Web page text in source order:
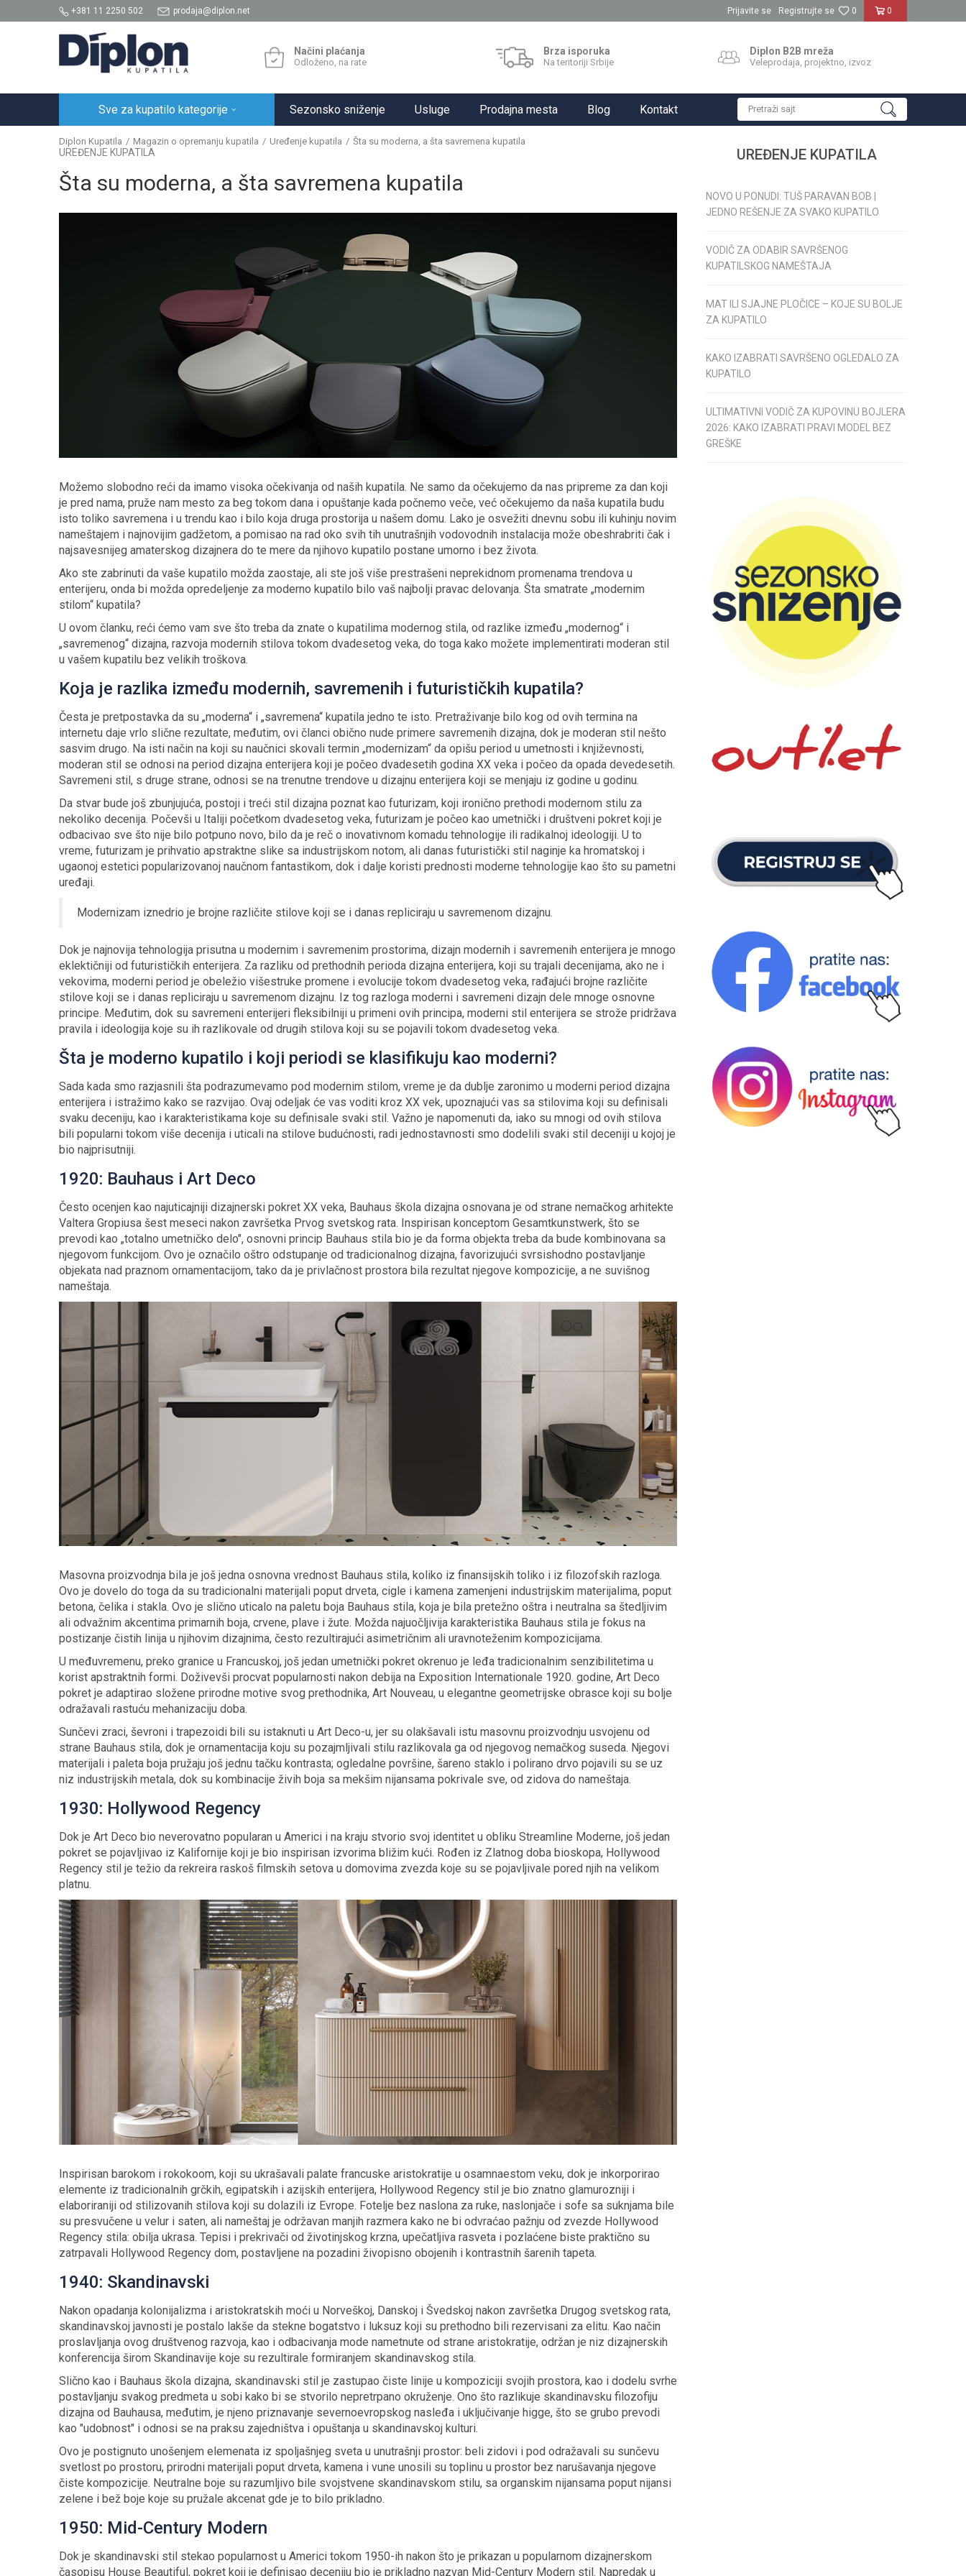
+381 11 2250 502 prodaja@diplon.net 0
0
Prijavite se Registrujte se
Načini plaćanja
Odloženo, na rate
Brza isporuka
Na teritoriji Srbije
Diplon B2B mreža
Veleprodaja, projektno, izvoz
Sve za kupatilo kategorije Sezonsko sniženje Usluge Prodajna mesta Blog Kontakt Pretraži sajt
Diplon Kupatila Magazin o opremanju kupatila Uređenje kupatila Šta su moderna, a šta savremena kupatila
UREĐENJE KUPATILA
Šta su moderna, a šta savremena kupatila
Možemo slobodno reći da imamo visoka očekivanja od naših kupatila. Ne samo da očekujemo da nas pripreme za dan koji
je pred nama, pruže nam mesto za beg tokom dana i opuštanje kada počnemo veče, već očekujemo da naša kupatila budu
isto toliko savremena i u trendu kao i bilo koja druga prostorija u našem domu. Lako je osvežiti dnevnu sobu ili kuhinju novim
nameštajem i najnovijim gadžetom, a pomisao na rad oko svih tih unutrašnjih vodovodnih instalacija može obeshrabriti čak i
najsavesnijeg amaterskog dizajnera do te mere da njihovo kupatilo postane umorno i bez života.
Ako ste zabrinuti da vaše kupatilo možda zaostaje, ali ste još više prestrašeni neprekidnom promenama trendova u
enterijeru, onda bi možda opredeljenje za moderno kupatilo bilo vaš najbolji pravac delovanja. Šta smatrate „modernim
stilom“ kupatila?
U ovom članku, reći ćemo vam sve što treba da znate o kupatilima modernog stila, od razlike između „modernog“ i
„savremenog“ dizajna, razvoja modernih stilova tokom dvadesetog veka, do toga kako možete implementirati moderan stil
u vašem kupatilu bez velikih troškova.
Koja je razlika između modernih, savremenih i futurističkih kupatila?
Česta je pretpostavka da su „moderna“ i „savremena“ kupatila jedno te isto. Pretraživanje bilo kog od ovih termina na
internetu daje vrlo slične rezultate, međutim, ovi članci obično nude primere savremenih dizajna, dok je moderan stil nešto
sasvim drugo. Na isti način na koji su naučnici skovali termin „modernizam“ da opišu period u umetnosti i književnosti,
moderan stil se odnosi na period dizajna enterijera koji je počeo dvadesetih godina XX veka i počeo da opada devedesetih.
Savremeni stil, s druge strane, odnosi se na trenutne trendove u dizajnu enterijera koji se menjaju iz godine u godinu.
Da stvar bude još zbunjujuća, postoji i treći stil dizajna poznat kao futurizam, koji ironično prethodi modernom stilu za
nekoliko decenija. Počevši u Italiji početkom dvadesetog veka, futurizam je počeo kao umetnički i društveni pokret koji je
odbacivao sve što nije bilo potpuno novo, bilo da je reč o inovativnom komadu tehnologije ili radikalnoj ideologiji. U to
vreme, futurizam je prihvatio apstraktne slike sa industrijskom notom, ali danas futuristički stil naginje ka hromatskoj i
ugaonoj estetici popularizovanoj naučnom fantastikom, dok i dalje koristi prednosti moderne tehnologije kao što su pametni
uređaji.
Modernizam iznedrio je brojne različite stilove koji se i danas repliciraju u savremenom dizajnu.
Dok je najnovija tehnologija prisutna u modernim i savremenim prostorima, dizajn modernih i savremenih enterijera je mnogo
eklektičniji od futurističkih enterijera. Za razliku od prethodnih perioda dizajna enterijera, koji su trajali decenijama, ako ne i
vekovima, moderni period je obeležio višestruke promene i evolucije tokom dvadesetog veka, rađajući brojne različite
stilove koji se i danas repliciraju u savremenom dizajnu. Iz tog razloga moderni i savremeni dizajn dele mnoge osnovne
principe. Međutim, dok su savremeni enterijeri fleksibilniji u primeni ovih principa, moderni stil enterijera se strože pridržava
pravila i ideologija koje su ih razlikovale od drugih stilova koji su se pojavili tokom dvadesetog veka.
Šta je moderno kupatilo i koji periodi se klasifikuju kao moderni?
Sada kada smo razjasnili šta podrazumevamo pod modernim stilom, vreme je da dublje zaronimo u moderni period dizajna
enterijera i istražimo kako se razvijao. Ovaj odeljak će vas voditi kroz XX vek, upoznajući vas sa stilovima koji su definisali
svaku deceniju, kao i karakteristikama koje su definisale svaki stil. Važno je napomenuti da, iako su mnogi od ovih stilova
bili popularni tokom više decenija i uticali na stilove budućnosti, radi jednostavnosti smo dodelili svaki stil deceniji u kojoj je
bio najprisutniji.
1920: Bauhaus i Art Deco
Često ocenjen kao najuticajniji dizajnerski pokret XX veka, Bauhaus škola dizajna osnovana je od strane nemačkog arhitekte
Valtera Gropiusa šest meseci nakon završetka Prvog svetskog rata. Inspirisan konceptom Gesamtkunstwerk, što se
prevodi kao „totalno umetničko delo", osnovni princip Bauhaus stila bio je da forma objekta treba da bude kombinovana sa
njegovom funkcijom. Ovo je označilo oštro odstupanje od tradicionalnog dizajna, favorizujući svrsishodno postavljanje
objekata nad praznom ornamentacijom, tako da je privlačnost prostora bila rezultat njegove kompozicije, a ne suvišnog
nameštaja.
Masovna proizvodnja bila je još jedna osnovna vrednost Bauhaus stila, koliko iz finansijskih toliko i iz filozofskih razloga.
Ovo je dovelo do toga da su tradicionalni materijali poput drveta, cigle i kamena zamenjeni industrijskim materijalima, poput
betona, čelika i stakla. Ovo je slično uticalo na paletu boja Bauhaus stila, koja je bila pretežno oštra i neutralna sa štedljivim
ali odvažnim akcentima primarnih boja, crvene, plave i žute. Možda najuočljivija karakteristika Bauhaus stila je fokus na
postizanje čistih linija u njihovim dizajnima, često rezultirajući asimetričnim ali uravnoteženim kompozicijama.
U međuvremenu, preko granice u Francuskoj, još jedan umetnički pokret okrenuo je leđa tradicionalnim senzibilitetima u
korist apstraktnih formi. Doživevši procvat popularnosti nakon debija na Exposition Internationale 1920. godine, Art Deco
pokret je adaptirao složene prirodne motive svog prethodnika, Art Nouveau, u elegantne geometrijske obrasce koji su bolje
odražavali rastuću mehanizaciju doba.
Sunčevi zraci, ševroni i trapezoidi bili su istaknuti u Art Deco-u, jer su olakšavali istu masovnu proizvodnju usvojenu od
strane Bauhaus stila, dok je ornamentacija koju su pozajmljivali stilu razlikovala ga od njegovog nemačkog suseda. Njegovi
materijali i paleta boja pružaju još jednu tačku kontrasta; ogledalne površine, šareno staklo i polirano drvo pojavili su se uz
niz industrijskih metala, dok su kombinacije živih boja sa mekšim nijansama pokrivale sve, od zidova do nameštaja.
1930: Hollywood Regency
Dok je Art Deco bio neverovatno popularan u Americi i na kraju stvorio svoj identitet u obliku Streamline Moderne, još jedan
pokret se pojavljivao iz Kalifornije koji je bio inspirisan izvorima bližim kući. Rođen iz Zlatnog doba bioskopa, Hollywood
Regency stil je težio da rekreira raskoš filmskih setova u domovima zvezda koje su se pojavljivale pored njih na velikom
platnu.
Inspirisan barokom i rokokoom, koji su ukrašavali palate francuske aristokratije u osamnaestom veku, dok je inkorporirao
elemente iz tradicionalnih grčkih, egipatskih i azijskih enterijera, Hollywood Regency stil je bio znatno glamurozniji i
elaboriraniji od stilizovanih stilova koji su dolazili iz Evrope. Fotelje bez naslona za ruke, naslonjače i sofe sa suknjama bile
su presvučene u velur i saten, ali nameštaj je održavan manjih razmera kako ne bi odvraćao pažnju od zvezde Hollywood
Regency stila: obilja ukrasa. Tepisi i prekrivači od životinjskog krzna, upečatljiva rasveta i pozlaćene biste praktično su
zatrpavali Hollywood Regency dom, postavljene na pozadini živopisno obojenih i kontrastnih šarenih tapeta.
1940: Skandinavski
Nakon opadanja kolonijalizma i aristokratskih moći u Norveškoj, Danskoj i Švedskoj nakon završetka Drugog svetskog rata,
skandinavskoj javnosti je postalo lakše da stekne bogatstvo i luksuz koji su prethodno bili rezervisani za elitu. Kao način
proslavljanja ovog društvenog razvoja, kao i odbacivanja mode nametnute od strane aristokratije, održan je niz dizajnerskih
konferencija širom Skandinavije koje su rezultirale formiranjem skandinavskog stila.
Slično kao i Bauhaus škola dizajna, skandinavski stil je zastupao čiste linije u kompoziciji svojih prostora, kao i dodelu svrhe
postavljanju svakog predmeta u sobi kako bi se stvorilo nepretrpano okruženje. Ono što razlikuje skandinavsku filozofiju
dizajna od Bauhausa, međutim, je njeno priznavanje severnoevropskog nasleđa i uključivanje higge, što se grubo prevodi
kao "udobnost" i odnosi se na praksu zajedništva i opuštanja u skandinavskoj kulturi.
Ovo je postignuto unošenjem elemenata iz spoljašnjeg sveta u unutrašnji prostor: beli zidovi i pod odražavali su sunčevu
svetlost po prostoru, prirodni materijali poput drveta, kamena i vune unosili su toplinu u prostor bez narušavanja njegove
čiste kompozicije. Neutralne boje su razumljivo bile svojstvene skandinavskom stilu, sa organskim nijansama poput nijansi
zelene i bež boje koje su pružale akcenat gde je to bilo prikladno.
1950: Mid-Century Modern
Dok je skandinavski stil stekao popularnost u Americi tokom 1950-ih nakon što je prikazan u popularnom dizajnerskom
časopisu House Beautiful, pokret koji je definisao deceniju bio je prikladno nazvan Mid-Century Modern stil. Napredak u
UREĐENJE KUPATILA
NOVO U PONUDI: TUŠ PARAVAN BOB |
JEDNO REŠENJE ZA SVAKO KUPATILO
VODIČ ZA ODABIR SAVRŠENOG
KUPATILSKOG NAMEŠTAJA
MAT ILI SJAJNE PLOČICE – KOJE SU BOLJE
ZA KUPATILO
KAKO IZABRATI SAVRŠENO OGLEDALO ZA
KUPATILO
ULTIMATIVNI VODIČ ZA KUPOVINU BOJLERA
2026: KAKO IZABRATI PRAVI MODEL BEZ
GREŠKE